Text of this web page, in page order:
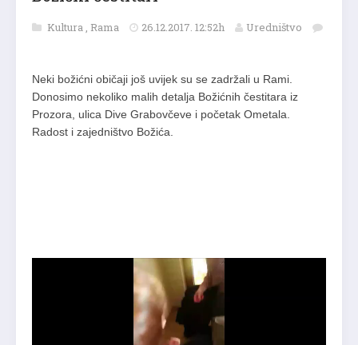
Kultura , Rama 26.12.2017. 12:52h Uredništvo
Neki božićni običaji još uvijek su se zadržali u Rami.
Donosimo nekoliko malih detalja Božićnih čestitara iz
Prozora, ulica Dive Grabovčeve i početak Ometala.
Radost i zajedništvo Božića.